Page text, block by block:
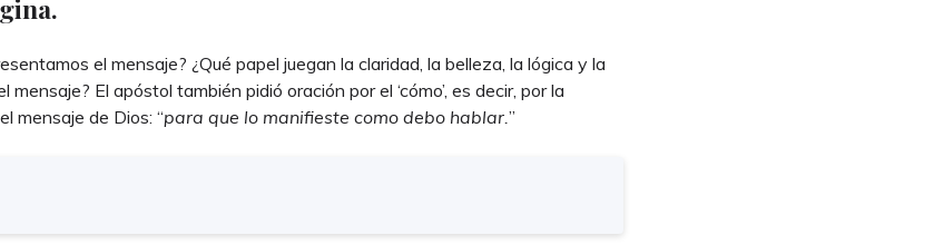
el mensaje? ¿Qué papel juegan la claridad, la belleza, la lógica y la
El apóstol también pidió oración por el ‘cómo’, es decir, por la
mensaje de Dios: “para que lo manifieste como debo hablar.”